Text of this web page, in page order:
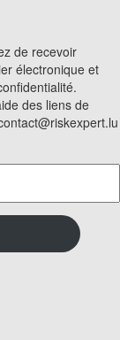
de recevoir
électronique et
des liens de